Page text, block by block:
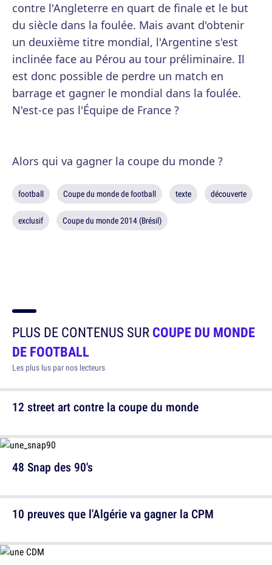
contre l'Angleterre en quart de finale et le but
du siècle dans la foulée. Mais avant d'obtenir
un deuxième titre mondial, l'Argentine s'est
inclinée face au Pérou au tour préliminaire. Il
est donc possible de perdre un match en
barrage et gagner le mondial dans la foulée.
N'est-ce pas l'Équipe de France ?
Alors qui va gagner la coupe du monde ?
football Coupe du monde de football texte découverte
exclusif Coupe du monde 2014 (Brésil)
PLUS DE CONTENUS SURCOUPE DU MONDE
DE FOOTBALL
Les plus lus par nos lecteurs
12 street art contre la coupe du monde
10 preuves que l'Algérie va gagner la CPM
48 Snap des 90's